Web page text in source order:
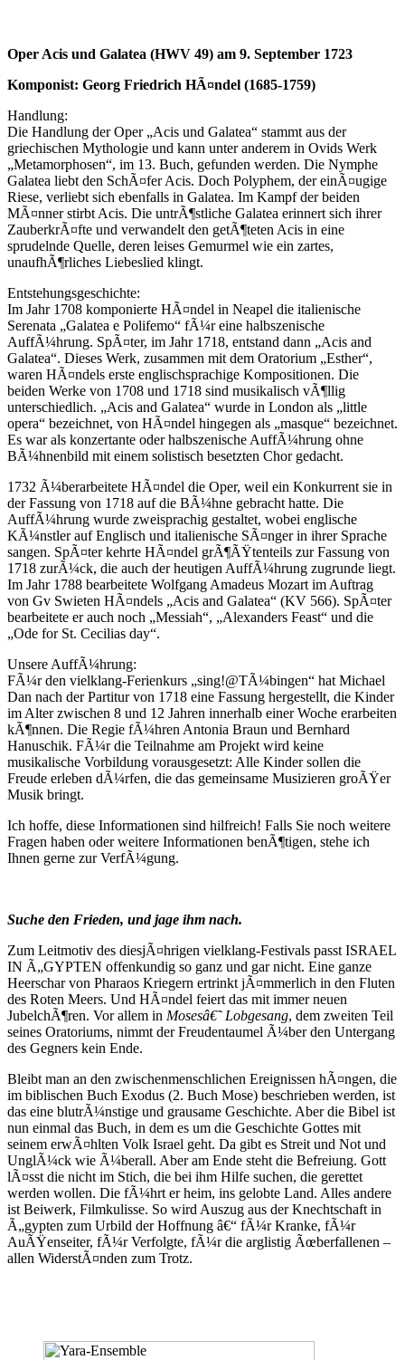
Oper Acis und Galatea (HWV 49) am 9. September 1723
Komponist: Georg Friedrich HÃ¤ndel (1685-1759)
Handlung:
Die Handlung der Oper „Acis und Galatea“ stammt aus der
griechischen Mythologie und kann unter anderem in Ovids Werk
„Metamorphosen“, im 13. Buch, gefunden werden. Die Nymphe
Galatea liebt den SchÃ¤fer Acis. Doch Polyphem, der einÃ¤ugige
Riese, verliebt sich ebenfalls in Galatea. Im Kampf der beiden
MÃ¤nner stirbt Acis. Die untrÃ¶stliche Galatea erinnert sich ihrer
ZauberkrÃ¤fte und verwandelt den getÃ¶teten Acis in eine
sprudelnde Quelle, deren leises Gemurmel wie ein zartes,
unaufhÃ¶rliches Liebeslied klingt.
Entstehungsgeschichte:
Im Jahr 1708 komponierte HÃ¤ndel in Neapel die italienische
Serenata „Galatea e Polifemo“ fÃ¼r eine halbszenische
AuffÃ¼hrung. SpÃ¤ter, im Jahr 1718, entstand dann „Acis and
Galatea“. Dieses Werk, zusammen mit dem Oratorium „Esther“,
waren HÃ¤ndels erste englischsprachige Kompositionen. Die
beiden Werke von 1708 und 1718 sind musikalisch vÃ¶llig
unterschiedlich. „Acis and Galatea“ wurde in London als „little
opera“ bezeichnet, von HÃ¤ndel hingegen als „masque“ bezeichnet.
Es war als konzertante oder halbszenische AuffÃ¼hrung ohne
BÃ¼hnenbild mit einem solistisch besetzten Chor gedacht.
1732 Ã¼berarbeitete HÃ¤ndel die Oper, weil ein Konkurrent sie in
der Fassung von 1718 auf die BÃ¼hne gebracht hatte. Die
AuffÃ¼hrung wurde zweisprachig gestaltet, wobei englische
KÃ¼nstler auf Englisch und italienische SÃ¤nger in ihrer Sprache
sangen. SpÃ¤ter kehrte HÃ¤ndel grÃ¶ÃŸtenteils zur Fassung von
1718 zurÃ¼ck, die auch der heutigen AuffÃ¼hrung zugrunde liegt.
Im Jahr 1788 bearbeitete Wolfgang Amadeus Mozart im Auftrag
von Gv Swieten HÃ¤ndels „Acis and Galatea“ (KV 566). SpÃ¤ter
bearbeitete er auch noch „Messiah“, „Alexanders Feast“ und die
„Ode for St. Cecilias day“.
Unsere AuffÃ¼hrung:
FÃ¼r den vielklang-Ferienkurs „sing!@TÃ¼bingen“ hat Michael
Dan nach der Partitur von 1718 eine Fassung hergestellt, die Kinder
im Alter zwischen 8 und 12 Jahren innerhalb einer Woche erarbeiten
kÃ¶nnen. Die Regie fÃ¼hren Antonia Braun und Bernhard
Hanuschik. FÃ¼r die Teilnahme am Projekt wird keine
musikalische Vorbildung vorausgesetzt: Alle Kinder sollen die
Freude erleben dÃ¼rfen, die das gemeinsame Musizieren groÃŸer
Musik bringt.
Ich hoffe, diese Informationen sind hilfreich! Falls Sie noch weitere
Fragen haben oder weitere Informationen benÃ¶tigen, stehe ich
Ihnen gerne zur VerfÃ¼gung.
Suche den Frieden, und jage ihm nach.
Zum Leitmotiv des diesjÃ¤hrigen vielklang-Festivals passt ISRAEL
IN Ã„GYPTEN offenkundig so ganz und gar nicht. Eine ganze
Heerschar von Pharaos Kriegern ertrinkt jÃ¤mmerlich in den Fluten
des Roten Meers. Und HÃ¤ndel feiert das mit immer neuen
JubelchÃ¶ren. Vor allem in Mosesâ€˜ Lobgesang, dem zweiten Teil
seines Oratoriums, nimmt der Freudentaumel Ã¼ber den Untergang
des Gegners kein Ende.
Bleibt man an den zwischenmenschlichen Ereignissen hÃ¤ngen, die
im biblischen Buch Exodus (2. Buch Mose) beschrieben werden, ist
das eine blutrÃ¼nstige und grausame Geschichte. Aber die Bibel ist
nun einmal das Buch, in dem es um die Geschichte Gottes mit
seinem erwÃ¤hlten Volk Israel geht. Da gibt es Streit und Not und
UnglÃ¼ck wie Ã¼berall. Aber am Ende steht die Befreiung. Gott
lÃ¤sst die nicht im Stich, die bei ihm Hilfe suchen, die gerettet
werden wollen. Die fÃ¼hrt er heim, ins gelobte Land. Alles andere
ist Beiwerk, Filmkulisse. So wird Auszug aus der Knechtschaft in
Ã„gypten zum Urbild der Hoffnung â€“ fÃ¼r Kranke, fÃ¼r
AuÃŸenseiter, fÃ¼r Verfolgte, fÃ¼r die arglistig Ãœberfallenen –
allen WiderstÃ¤nden zum Trotz.